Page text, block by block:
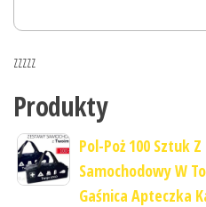
zzzzz
Produkty
Pol-Poż 100 Sztuk
Samochodowy W
Gaśnica Apteczka